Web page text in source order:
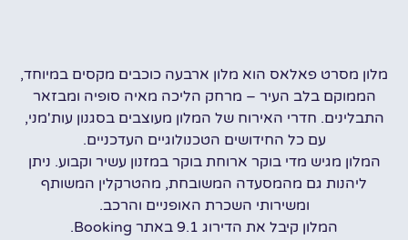
מלון מסרט פאלאס הוא מלון ארבעה כוכבים מקסים במיוחד,
הממוקם בלב העיר – מרחק הליכה מאיה סופיה ומבזאר
התבלינים. חדרי האירוח של המלון מעוצבים בסגנון עות'מני,
עם כל החידושים הטכנולוגיים העדכניים.
המלון מגיש מדי בוקר ארוחת בוקר במזנון עשיר וקבוע. ניתן
ליהנות גם מהמסעדה המשובחת, מהטרקלין המשותף
ומשירותי השכרת האופניים והרכב.
המלון קיבל את הדירוג 9.1 באתר Booking.